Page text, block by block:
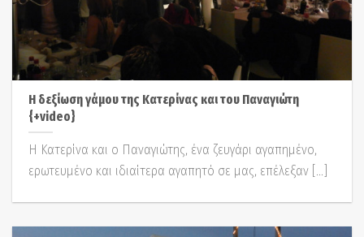
Η δεξίωση γάμου της Κατερίνας και του Παναγιώτη
{+video}
Η Κατερίνα και ο Παναγιώτης, ένα ζευγάρι αγαπημένο,
ερωτευμένο και ιδιαίτερα αγαπητό σε μας, επέλεξαν [...]